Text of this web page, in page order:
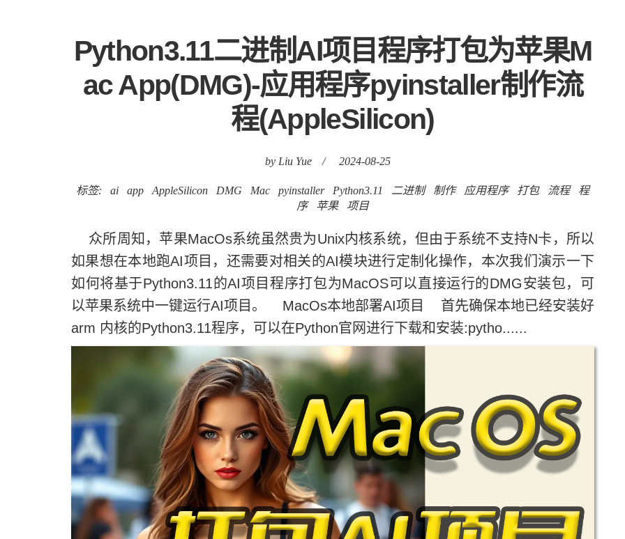
Python3.11二进制AI项目程序打包为苹果M
ac App(DMG)-应用程序pyinstaller制作流
程(AppleSilicon)
by Liu Yue / 2024-08-25
标签: ai app AppleSilicon DMG Mac pyinstaller Python3.11 二进制 制作 应用程序 打包 流程
程
序
苹果 项目
众所周知，苹果MacOs系统虽然贵为Unix内核系统，但由于系统不支持N卡，所以
如果想在本地跑AI项目，还需要对相关的AI模块进行定制化操作，本次我们演示一下
如何将基于Python3.11的AI项目程序打包为MacOS可以直接运行的DMG安装包，可
以苹果系统中一键运行AI项目。 MacOs本地部署AI项目 首先确保本地已经安装好
arm 内核的Python3.11程序，可以在Python官网进行下载和安装:pytho......